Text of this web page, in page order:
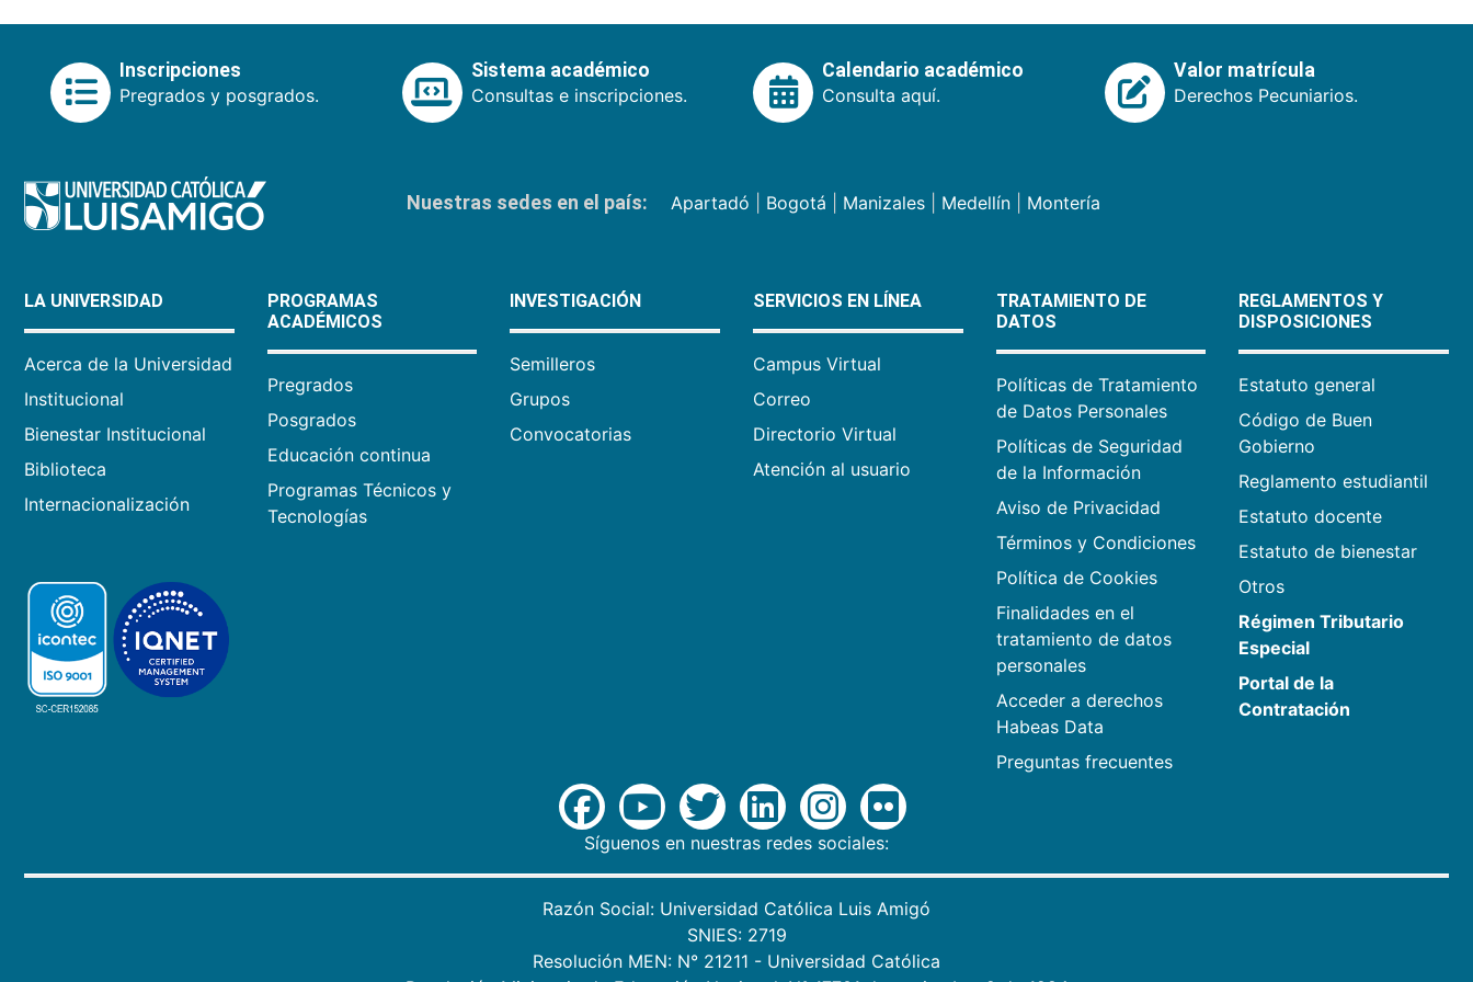
Inscripciones
Pregrados y posgrados.
Sistema académico
Consultas e inscripciones.
Calendario académico
Consulta aquí.
Valor matrícula
Derechos Pecuniarios.
Nuestras sedes en el país: Apartadó Bogotá Manizales| Medellín| Montería
LA UNIVERSIDAD
Acerca de la Universidad
Institucional
Bienestar Institucional
Biblioteca
Internacionalización
PROGRAMAS
ACADÉMICOS
Pregrados
Posgrados
Educación continua
Programas Técnicos y
Tecnologías
INVESTIGACIÓN
Semilleros
Grupos
Convocatorias
SERVICIOS EN LÍNEA
Campus Virtual
Correo
Directorio Virtual
Atención al usuario
TRATAMIENTO DE
DATOS
Políticas de Tratamiento
de Datos Personales
Políticas de Seguridad
de la Información
Aviso de Privacidad
Términos y Condiciones
Política de Cookies
Finalidades en el
tratamiento de datos
personales
Acceder a derechos
Habeas Data
Preguntas frecuentes
REGLAMENTOS Y
DISPOSICIONES
Estatuto general
Código de Buen
Gobierno
Reglamento estudiantil
Estatuto docente
Estatuto de bienestar
Otros
Régimen Tributario
Especial
Portal de la
Contratación
Síguenos en nuestras redes sociales:
Razón Social: Universidad Católica Luis Amigó
SNIES: 2719
Resolución MEN: N° 21211 - Universidad Católica